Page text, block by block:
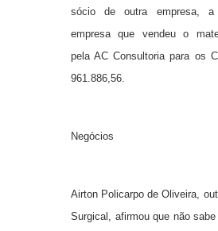
sócio de outra empresa, a
empresa que vendeu o
pela AC Consultoria para os
961.886,56.
Negócios
Airton Policarpo de Oliveira,
Surgical, afirmou que não